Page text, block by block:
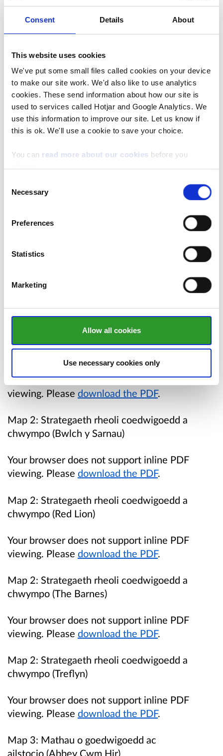
Consent Details About
This website uses cookies
We've put some small files called cookies on your device
to make our site work. We'd also like to use analytics
cookies. These send information about how our site is
used to services called Hotjar and Google Analytics. We
use this information to improve our site. Let us know if
this is ok. We'll use a cookie to save your choice.
You can read more about our cookies before you
Selection
Necessary
Preferences
Statistics
Marketing
Allow all cookies
Use necessary cookies only
Your browser does not support inline PDF
viewing. Pleasedownload the PDF.
Map 1:Gweledigaeth hirdymor (Bwlch y
Sarnau)
Your browser does not support inline PDF
viewing. Pleasedownload the PDF .
Your browser does not support inline PDF
Your browser does not support inline PDF
viewing. Pleasedownload the PDF.
chwympo(Abbey Cwm Hir)
Your browser does not support inline PDF
viewing. Please download the PDF.
Map 2: Strategaeth rheoli coedwigoedd a
chwympo (Bwlch y Sarnau)
Your browser does not support inline PDF
viewing. Please download the PDF.
Map 2: Strategaeth rheoli coedwigoedd a
chwympo (Red Lion)
Your browser does not support inline PDF
viewing. Please download the PDF.
Map 2: Strategaeth rheoli coedwigoedd a
chwympo (The Barnes)
Your browser does not support inline PDF
viewing. Please download the PDF.
Map 2: Strategaeth rheoli coedwigoedd a
chwympo (Treflyn)
Your browser does not support inline PDF
viewing. Please download the PDF.
Map 3: Mathau o goedwigoedd ac
ailstocio (Abbey Cwm Hir)